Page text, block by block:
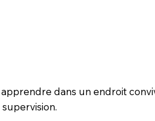
dans un endroit